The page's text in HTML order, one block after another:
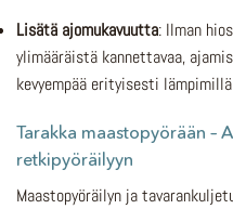
Lisätä ajomukavuutta: Ilman
ylimääräistä kannettavaa,
kevyempää erityisesti
Tarakka maastopyörään –
retkipyöräilyyn
Maastopyöräilyn ja